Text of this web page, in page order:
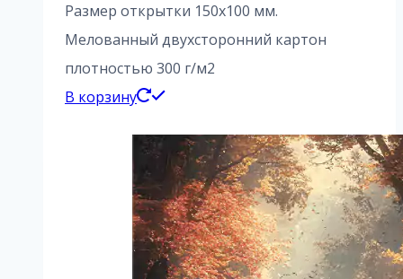
Размер открытки 150х100 мм.
Мелованный двухсторонний картон
плотностью 300 г/м2
В корзину